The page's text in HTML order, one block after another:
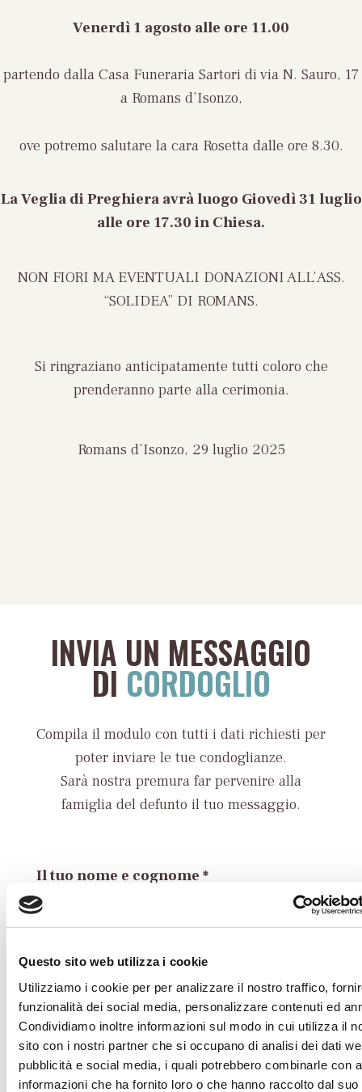
Questo sito web utilizza i cookie
Utilizziamo i cookie per per analizzare il nostro traffico,
funzionalità dei social media, personalizzare contenuti ed
Condividiamo inoltre informazioni sul modo in cui utilizza il
sito con i nostri partner che si occupano di analisi dei dati
pubblicità e social media, i quali potrebbero combinarle con
informazioni che ha fornito loro o che hanno raccolto dal
Venerdì 1 agosto alle ore 11.00
partendo dalla Casa Funeraria Sartori di via N. Sauro, 17
a Romans d’Isonzo,
ove potremo salutare la cara Rosetta dalle ore 8.30.
La Veglia di Preghiera avrà luogo Giovedì 31 luglio
alle ore 17.30 in Chiesa.
NON FIORI MA EVENTUALI DONAZIONI ALL’ASS.
“SOLIDEA” DI ROMANS.
Si ringraziano anticipatamente tutti coloro che
prenderanno parte alla cerimonia.
Romans d’Isonzo, 29 luglio 2025
INVIA UN MESSAGGIO
DI CORDOGLIO
Compila il modulo con tutti i dati richiesti per
poter inviare le tue condoglianze.
Sarà nostra premura far pervenire alla
famiglia del defunto il tuo messaggio.
Il tuo nome e cognome *
La tua Email *
Il tuo numero di Telefono